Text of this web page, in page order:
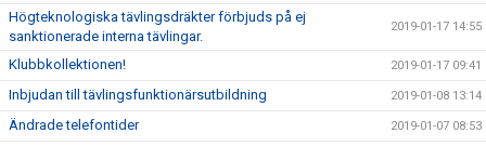
Högteknologiska tävlingsdräkter förbjuds på ej
sanktionerade interna tävlingar.
2019-01-17 14:55
Klubbkollektionen! 2019-01-17 09:41
Inbjudan till tävlingsfunktionärsutbildning 2019-01-08 13:14
Ändrade telefontider 2019-01-07 08:53